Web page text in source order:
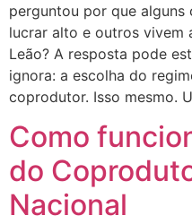
perguntou por que
lucrar alto e outros vivem
Leão? A resposta pode
ignora: a escolha do
coprodutor. Isso mesmo.
Como
do
Nacional